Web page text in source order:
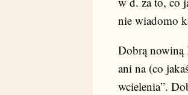
nie wiadomo
Dobrą nowiną
ani na (co
wcielenia”.